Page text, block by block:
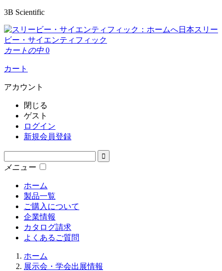
3B Scientific
日本スリー
ビー・サイエンティフィック
カートの中 0
カート
アカウント
閉じる
ゲスト
ログイン
新規会員登録
メニュー
ホーム
製品一覧
ご購入について
企業情報
カタログ請求
よくあるご質問
ホーム
展示会・学会出展情報